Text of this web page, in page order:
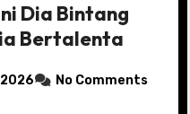
Dia Bintang
Bertalenta
2026 No Comments